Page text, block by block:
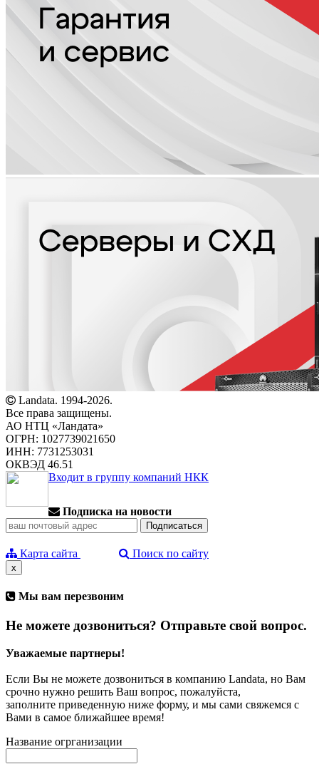
Landata. 1994-2026.
Все права защищены.
АО НТЦ «Ландата»
ОГРН: 1027739021650
ИНН: 7731253031
ОКВЭД 46.51
Входит в группу компаний НКК
Подписка на новости
Карта сайта Поиск по сайту
x
Мы вам перезвоним
Не можете дозвониться? Отправьте свой вопрос.
Уважаемые партнеры!
Если Вы не можете дозвониться в компанию Landata, но Вам
срочно нужно решить Ваш вопрос, пожалуйста,
заполните приведенную ниже форму, и мы сами свяжемся с
Вами в самое ближайшее время!
Название огрганизации